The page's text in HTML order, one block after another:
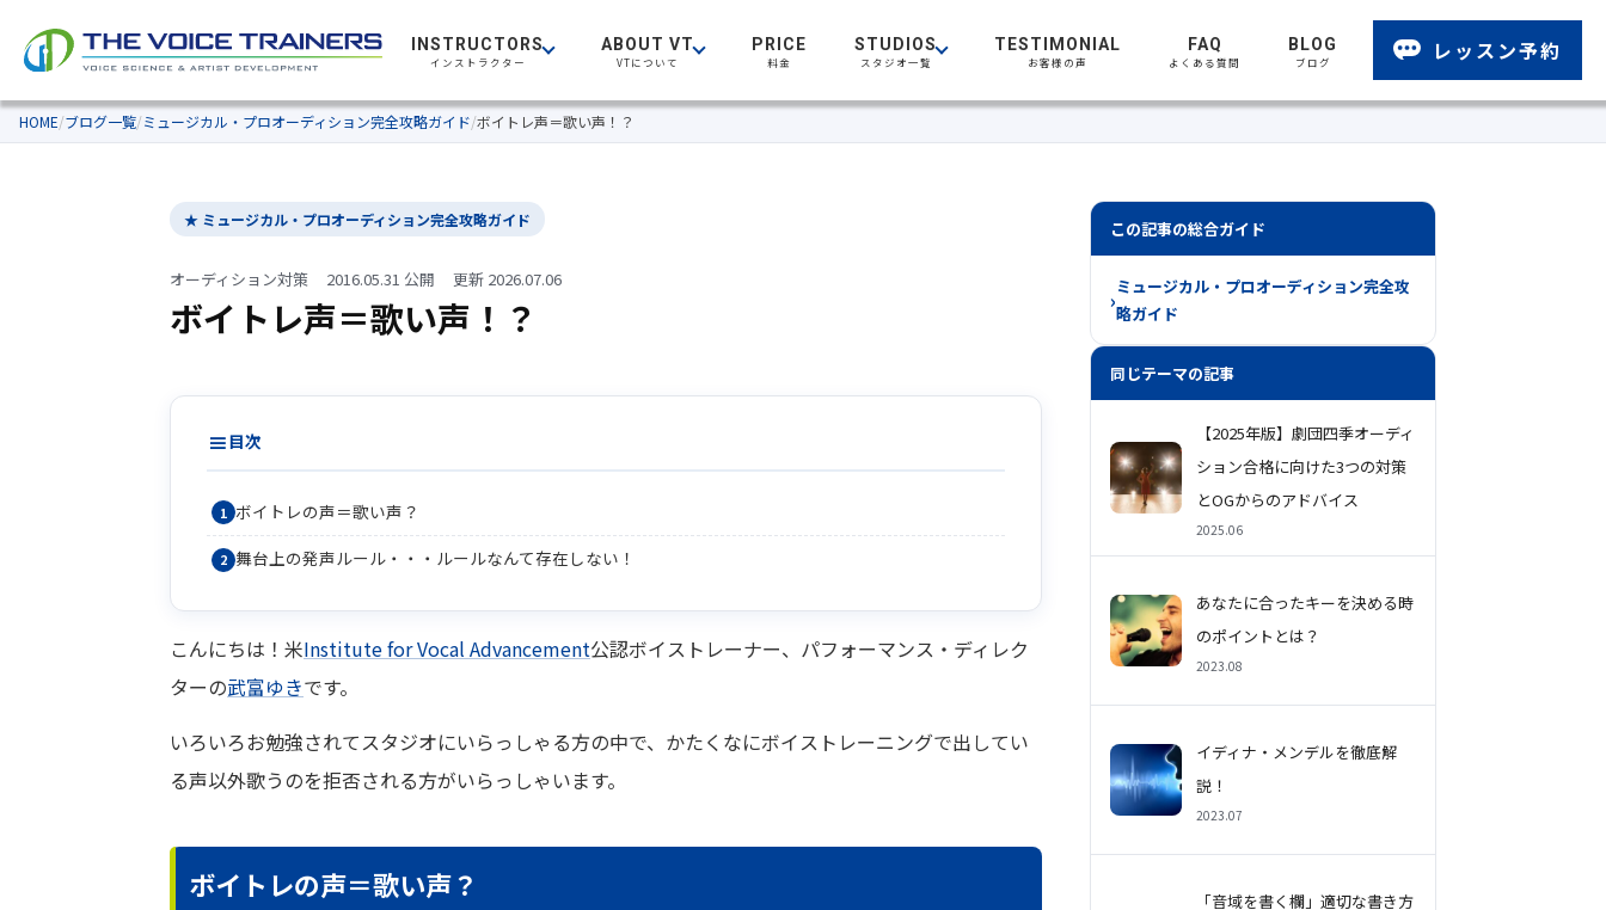
INSTRUCTORS
インストラクター
ABOUT VT
VTについて
PRICE
料金
STUDIOS
スタジオ一覧
TESTIMONIAL
お客様の声
FAQ
よくある質問
BLOG
ブログ レッスン予約
HOME/ブログ一覧/ミュージカル・プロオーディション完全攻略ガイド/ボイトレ声＝歌い声！？
★ ミュージカル・プロオーディション完全攻略ガイド
オーディション対策 2016.05.31 公開 更新 2026.07.06
ボイトレ声＝歌い声！？
目次
ボイトレの声＝歌い声？
舞台上の発声ルール・・・ルールなんて存在しない！
こんにちは！米Institute for Vocal Advancement公認ボイストレーナー、パフォーマンス・ディレク
ターの武富ゆきです。
いろいろお勉強されてスタジオにいらっしゃる方の中で、かたくなにボイストレーニングで出してい
る声以外歌うのを拒否される方がいらっしゃいます。
ボイトレの声＝歌い声？
この記事の総合ガイド
ミュージカル・プロオーディション完全攻
略ガイド
同じテーマの記事
【2025年版】劇団四季オーディ
ション合格に向けた3つの対策
とOGからのアドバイス
2025.06
あなたに合ったキーを決める時
のポイントとは？
2023.08
イディナ・メンデルを徹底解
説！
2023.07
「音域を書く欄」適切な書き方